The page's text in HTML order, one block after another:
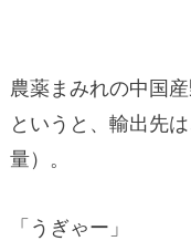
農薬まみれの中国
というと、輸出先
量）。
「うぎゃー」